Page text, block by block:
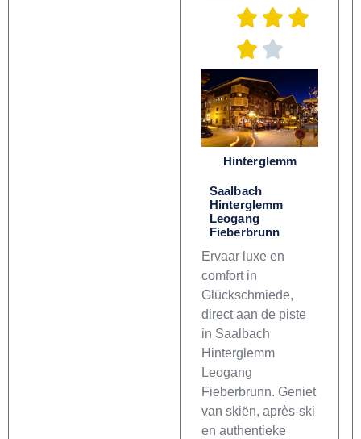
Hinterglemm
Saalbach
Hinterglemm
Leogang
Fieberbrunn
Ervaar luxe en
comfort in
Glückschmiede,
direct aan de piste
in Saalbach
Hinterglemm
Leogang
Fieberbrunn. Geniet
van skiën, après-ski
en authentieke